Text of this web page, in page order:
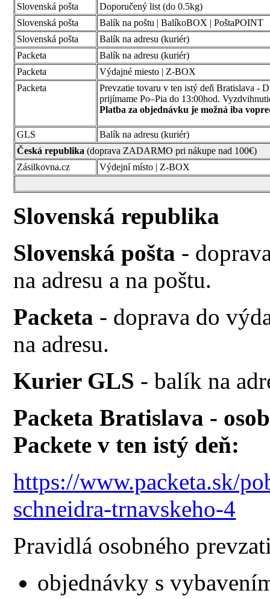
Slovenská pošta
Doporučený list (do 0.5kg)
Slovenská pošta
Balík na poštu | BalíkoBOX | PoštaPOINT
Slovenská pošta
Balík na adresu (kuriér)
Packeta
Balík na adresu (kuriér)
Packeta
Výdajné miesto | Z-BOX
Packeta
Prevzatie tovaru v ten istý deň Bratislava -
prijímame Po–Pia do 13:00hod.
Platba za objednávku je možná iba
GLS Balík na adresu (kuriér)
Česká republika (doprava ZADARMO pri nákupe nad 100€)
Zásilkovna.cz
Výdejní místo | Z-BOX
Slovenská republika
Slovenská pošta -
na adresu a na poštu.
Packeta - doprava do
na adresu.
Kurier GLS - balík na
Packeta Bratislava -
Packete v ten istý deň:
https://www.packeta.sk/
schneidra-trnavskeho-4
Pravidlá osobného
objednávky s